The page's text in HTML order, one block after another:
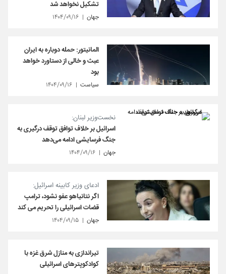
تشکیل نخواهد شد
جهان ۱۴۰۴/۰۹/۱۶
المانیتور: حمله دوباره به ایران
عبث و خالی از دستاورد خواهد
بود
سیاست ۱۴۰۴/۰۹/۱۶
نخست‌وزیر لبنان:
اسرائیل بر خلاف توافق توقف درگیری‌ به
جنگ فرسایشی ادامه می‌دهد
جهان ۱۴۰۴/۰۹/۱۶
ادعای وزیر کابینه اسرائیل:
اگر نتانیاهو عفو نشود، ترامپ
قضات اسرائیلی را تحریم می کند
جهان ۱۴۰۴/۰۹/۱۵
تیراندازی به منازل شرق غزه با
کوادکوپترهای اسرائیلی